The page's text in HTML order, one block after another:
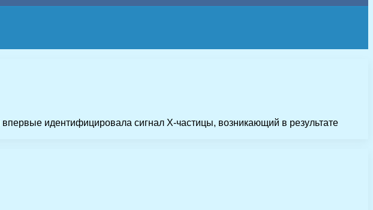
идентифицировала сигнал X-частицы, возникающий в результате